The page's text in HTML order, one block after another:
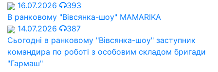
16.07.2026
393
В ранковому "Вівсянка-шоу" MAMARIKA
14.07.2026
387
Сьогодні в ранковому "Вівсянка-шоу" заступник
командира по роботі з особовим складом бригади
"Гармаш"